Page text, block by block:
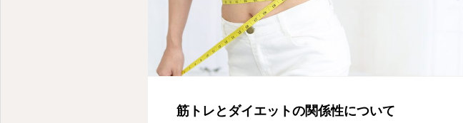
筋トレとダイエットの関係性について